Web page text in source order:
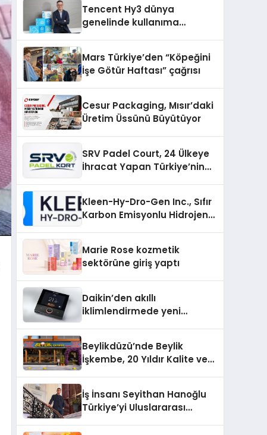
Destek Deneyimi
Tencent Hy3 dünya
genelinde kullanıma
Mars Türkiye’den “Köpeğini
İşe Götür Haftası” çağrısı
Cesur Packaging, Mısır’daki
Üretim Üssünü Büyütüyor
SRV Padel Court, 24 Ülkeye
İhracat Yapan Türkiye’nin
Kleen-Hy-Dro-Gen Inc., Sıfır
Karbon Emisyonlu Hidrojen
Aldı
Marie Rose kozmetik
sektörüne giriş yaptı
Daikin’den akıllı
iklimlendirmede yeni
Beylikdüzü’nde Beylik
İşkembe, 20 Yıldır Kalite ve
İş İnsanı Seyithan Hanoğlu
Türkiye’yi Uluslararası